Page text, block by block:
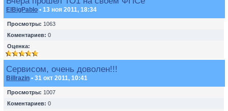
ElBigPablo • 13 ноя 2011, 18:34
Просмотры: 1063
Коментариев: 0
Оценка:
Сервисом, очень доволен!!!
Billrazin • 31 окт 2011, 10:41
Просмотры: 1007
Коментариев: 0